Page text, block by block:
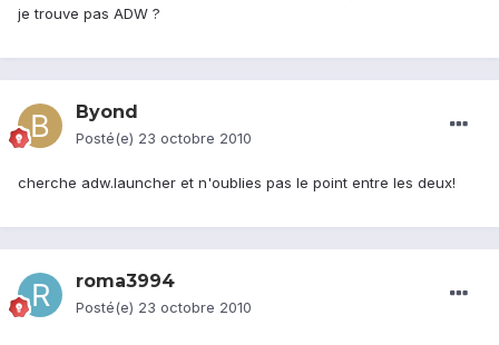
je trouve pas ADW ?
Byond
Posté(e) 23 octobre 2010
cherche adw.launcher et n'oublies pas le point entre les deux!
roma3994
Posté(e) 23 octobre 2010